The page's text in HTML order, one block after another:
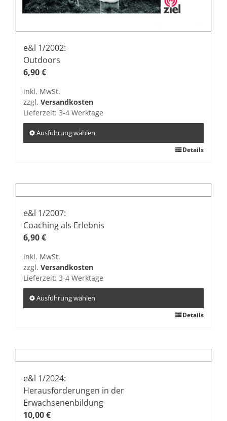
e&l 1/2002:
Outdoors
6,90€
inkl. MwSt.
zzgl. Versandkosten
Lieferzeit: 3-4 Werktage
Ausführung wählen
mehrere
Varianten
auf.
Die
Optionen
auf
der
gewählt
werden
Details
e&l 1/2007:
Coaching als Erlebnis
6,90€
inkl. MwSt.
zzgl. Versandkosten
Lieferzeit: 3-4 Werktage
Ausführung wählen
mehrere
Varianten
auf.
Die
Optionen
können
Details
e&l 1/2024:
Herausforderungen in der
Erwachsenenbildung
10,00€